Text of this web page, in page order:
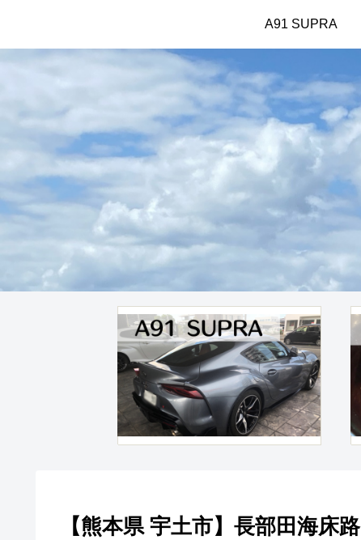
A91 SUPRA
【熊本県 宇土市】長部田海床路